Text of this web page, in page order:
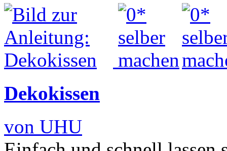
Dekokissen
von UHU